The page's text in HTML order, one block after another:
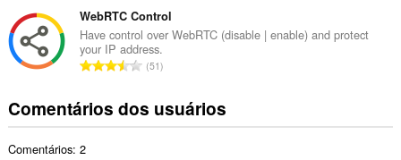
s
s
i
f
c
a
d
e
c
l
s
s
o
t
a
e
c
m
e
r
o
o
t
WebRTC Control
Have control over WebRTC (disable | enable) and protect
your IP address.
N
e
51
Comentários dos usuários
Comentários: 2